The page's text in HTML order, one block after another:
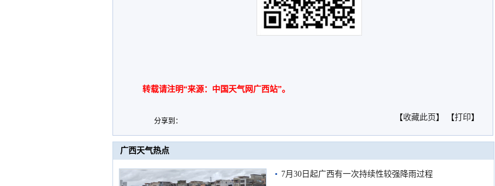
转载请注明“来源：中国天气网广西站”。
分享到： 【收藏此页 】 【打印】
广西天气热点
7月30日起广西有一次持续性较强降雨过程